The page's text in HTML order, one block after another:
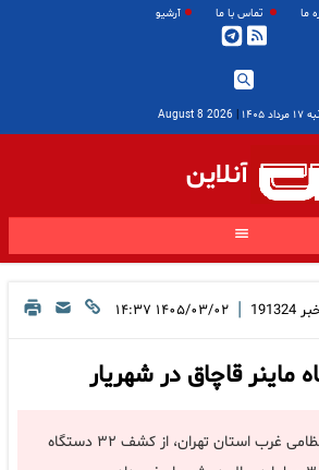
ما تماس با ما آرشیو
۱۴۰۵ |
2026 August 8
آنلاین
191324
| ۱۴۰۵/۰۳/۰۲ ۱۴:۳۷
جانشین فرماندهی انتظامی غرب استان تهران، از کشف ۳۲ دستگاه